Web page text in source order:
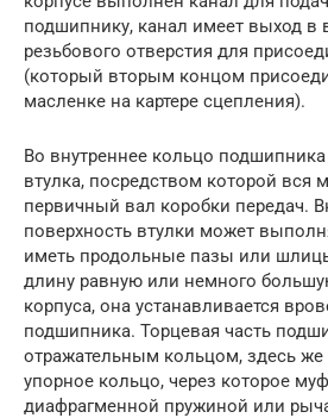
подшипнику, канал имеет выход в
резьбового отверстия для
(который вторым концом
масленке на картере сцепления).
Во внутреннее кольцо
втулка, посредством которой вся
первичный вал коробки передач.
поверхность втулки может
иметь продольные пазы или
длину равную или немного
корпуса, она устанавливается
подшипника. Торцевая часть
отражательным кольцом, здесь же
упорное кольцо, через которое
диафрагменной пружиной или